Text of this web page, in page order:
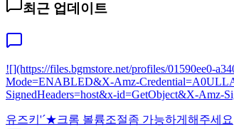
최근 업데이트
![](https://files.bgmstore.net/profiles/01590ee0-
Mode=ENABLED&X-Amz-
SignedHeaders=host&x-id=GetObject&X-Amz-
유즈키'´★크롬 볼륨조절좀 가능하게해주세요